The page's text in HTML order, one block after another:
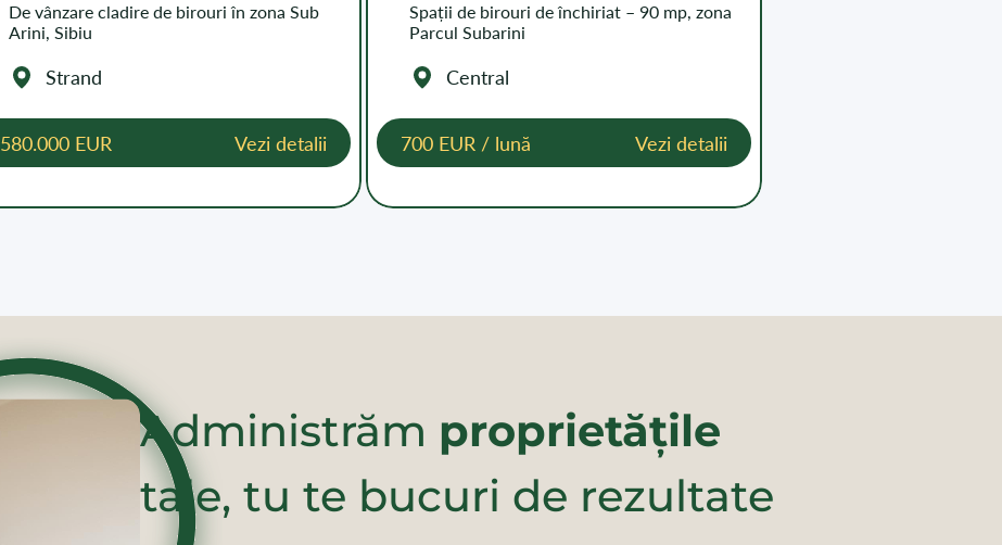
De vânzare cladire de birouri în zona Sub
Arini, Sibiu
Strand
580.000 EUR Vezi detalii
Spații de birouri de închiriat – 90 mp, zona
Parcul Subarini
Central
700 EUR / lună Vezi detalii
Administrăm proprietățile
tale, tu te bucuri de rezultate